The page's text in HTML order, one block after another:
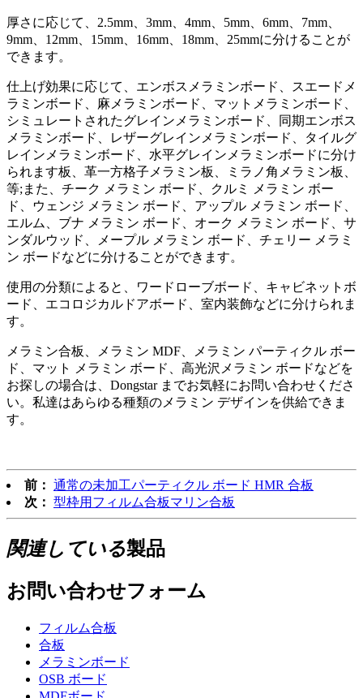
厚さに応じて、2.5mm、3mm、4mm、5mm、6mm、7mm、
9mm、12mm、15mm、16mm、18mm、25mmに分けることが
できます。
仕上げ効果に応じて、エンボスメラミンボード、スエードメ
ラミンボード、麻メラミンボード、マットメラミンボード、
シミュレートされたグレインメラミンボード、同期エンボス
メラミンボード、レザーグレインメラミンボード、タイルグ
レインメラミンボード、水平グレインメラミンボードに分け
られます板、革一方格子メラミン板、ミラノ角メラミン板、
等;また、チーク メラミン ボード、クルミ メラミン ボー
ド、ウェンジ メラミン ボード、アップル メラミン ボード、
エルム、ブナ メラミン ボード、オーク メラミン ボード、サ
ンダルウッド、メープル メラミン ボード、チェリー メラミ
ン ボードなどに分けることができます。
使用の分類によると、ワードローブボード、キャビネットボ
ード、エコロジカルドアボード、室内装飾などに分けられま
す。
メラミン合板、メラミン MDF、メラミン パーティクル ボー
ド、マット メラミン ボード、高光沢メラミン ボードなどを
お探しの場合は、Dongstar までお気軽にお問い合わせくださ
い。私達はあらゆる種類のメラミン デザインを供給できま
す。
前： 通常の未加工パーティクル ボード HMR 合板
次： 型枠用フィルム合板マリン合板
関連している製品
お問い合わせフォーム
フィルム合板
合板
メラミンボード
OSB ボード